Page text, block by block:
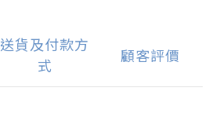
送貨及付款方
式
顧客評價